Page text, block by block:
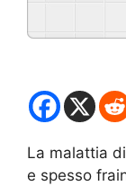
La malattia
e spesso